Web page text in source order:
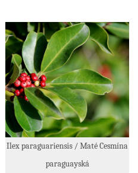
Ilex paraguariensis / Maté Cesmína
paraguayská